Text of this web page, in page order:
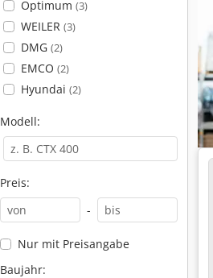
Optimum (3)
WEILER (3)
DMG (2)
EMCO (2)
Hyundai (2)
Modell:
Preis:
-
Nur mit Preisangabe
Baujahr: